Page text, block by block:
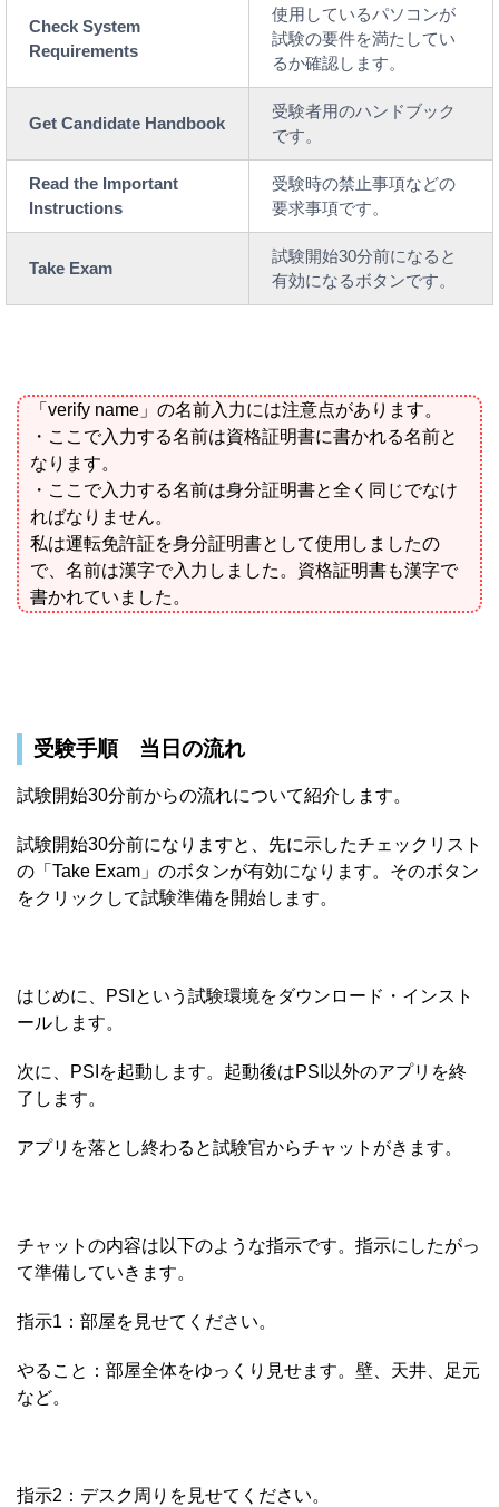
Check System
Requirements
使用しているパソコンが
試験の要件を満たしてい
るか確認します。
Get Candidate Handbook
受験者用のハンドブック
です。
Read the Important
Instructions
受験時の禁止事項などの
要求事項です。
Take Exam
試験開始30分前になると
有効になるボタンです。
「verify name」の名前入力には注意点があります。
・ここで入力する名前は資格証明書に書かれる名前と
なります。
・ここで入力する名前は身分証明書と全く同じでなけ
ればなりません。
私は運転免許証を身分証明書として使用しましたの
で、名前は漢字で入力しました。資格証明書も漢字で
書かれていました。
受験手順 当日の流れ
試験開始30分前からの流れについて紹介します。
試験開始30分前になりますと、先に示したチェックリスト
の「Take Exam」のボタンが有効になります。そのボタン
をクリックして試験準備を開始します。
はじめに、PSIという試験環境をダウンロード・インスト
ールします。
次に、PSIを起動します。起動後はPSI以外のアプリを終
了します。
アプリを落とし終わると試験官からチャットがきます。
チャットの内容は以下のような指示です。指示にしたがっ
て準備していきます。
指示1：部屋を見せてください。
やること：部屋全体をゆっくり見せます。壁、天井、足元
など。
指示2：デスク周りを見せてください。